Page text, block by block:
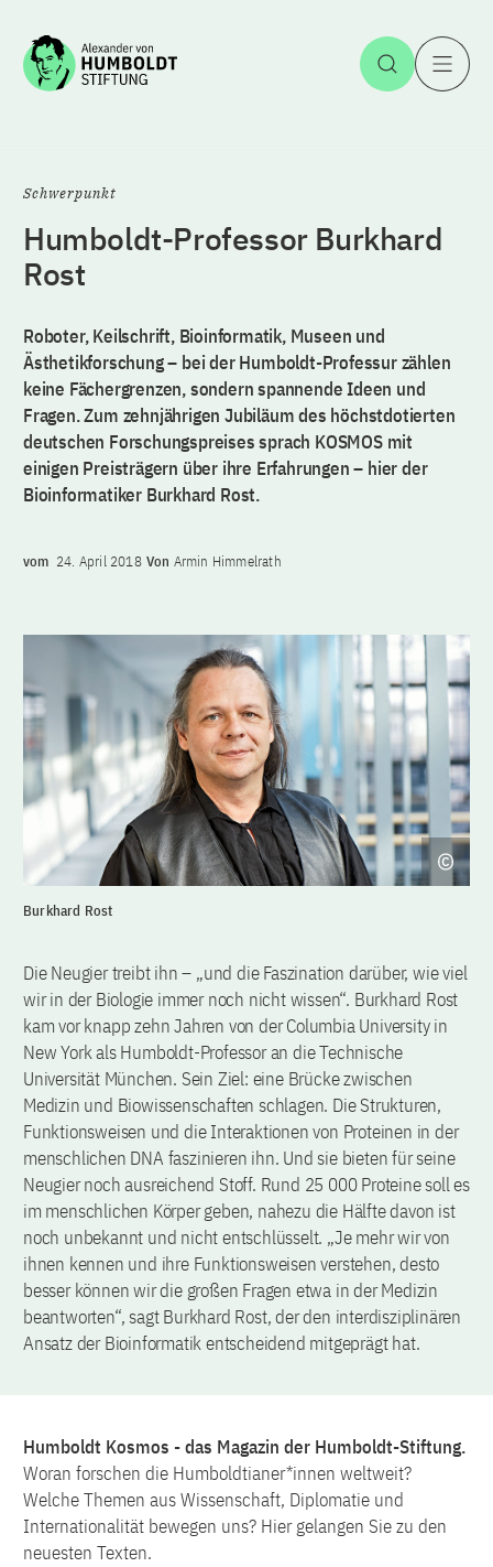
Zum Inhalt springen Suche
Schwerpunkt
Humboldt-Professor Burkhard
Rost
Roboter, Keilschrift, Bioinformatik, Museen und
Ästhetikforschung – bei der Humboldt-Professur zählen
keine Fächergrenzen, sondern spannende Ideen und
Fragen. Zum zehnjährigen Jubiläum des höchstdotierten
deutschen Forschungspreises sprach KOSMOS mit
einigen Preisträgern über ihre Erfahrungen – hier der
Bioinformatiker Burkhard Rost.
vom 24. April 2018 Von Armin Himmelrath
Burkhard Rost
Die Neugier treibt ihn – „und die Faszination darüber, wie viel
wir in der Biologie immer noch nicht wissen“. Burkhard Rost
kam vor knapp zehn Jahren von der Columbia University in
New York als Humboldt-Professor an die Technische
Universität München. Sein Ziel: eine Brücke zwischen
Medizin und Biowissenschaften schlagen. Die Strukturen,
Funktionsweisen und die Interaktionen von Proteinen in der
menschlichen DNA faszinieren ihn. Und sie bieten für seine
Neugier noch ausreichend Stoff. Rund 25 000 Proteine soll es
im menschlichen Körper geben, nahezu die Hälfte davon ist
noch unbekannt und nicht entschlüsselt. „Je mehr wir von
ihnen kennen und ihre Funktionsweisen verstehen, desto
besser können wir die großen Fragen etwa in der Medizin
beantworten“, sagt Burkhard Rost, der den interdisziplinären
Ansatz der Bioinformatik entscheidend mitgeprägt hat.
Humboldt Kosmos - das Magazin der Humboldt-Stiftung.
Woran forschen die Humboldtianer*innen weltweit?
Welche Themen aus Wissenschaft, Diplomatie und
Internationalität bewegen uns? Hier gelangen Sie zu den
neuesten Texten.